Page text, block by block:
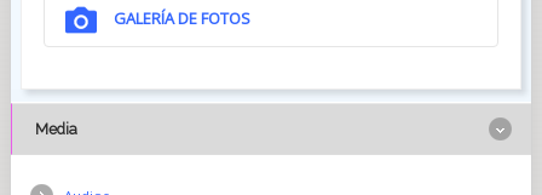
GALERÍA DE FOTOS
Media